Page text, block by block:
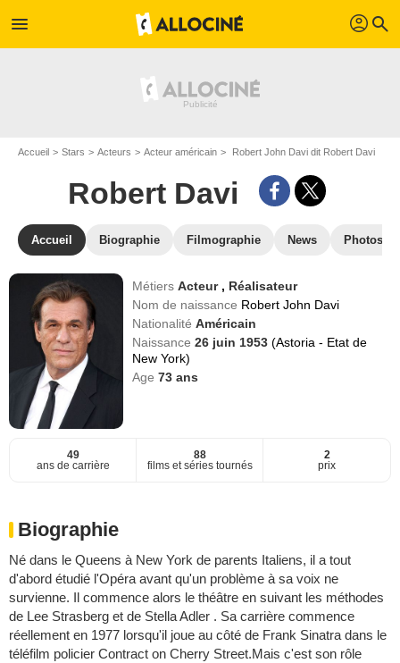
menu profil search
Accueil Stars Acteurs Acteur américain Robert John Davi dit Robert Davi
Robert Davi
Accueil Biographie Filmographie News Photos
MétiersActeur , Réalisateur
Nom de naissance Robert John Davi
NationalitéAméricain
Naissance26 juin 1953(Astoria - Etat de
New York)
Age73 ans
49
ans de carrière
88
films et séries tournés
2
prix
Biographie
Né dans le Queens à New York de parents Italiens, il a tout
d'abord étudié l'Opéra avant qu'un problème à sa voix ne
survienne. Il commence alors le théâtre en suivant les méthodes
de Lee Strasberg et de Stella Adler . Sa carrière commence
réellement en 1977 lorsqu'il joue au côté de Frank Sinatra dans le
téléfilm policier Contract on Cherry Street.Mais c'est son rôle